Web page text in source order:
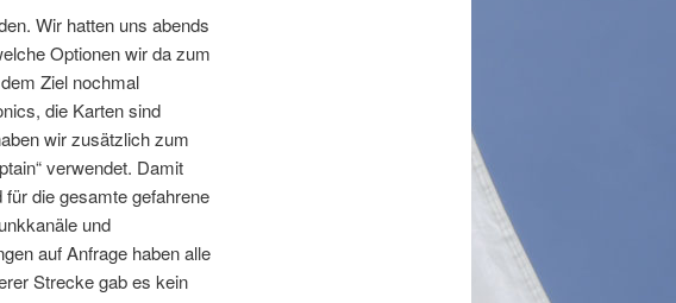
Wir hatten uns abends
Optionen wir da zum
Ziel nochmal
die Karten sind
wir zusätzlich zum
verwendet. Damit
die gesamte gefahrene
und
auf Anfrage haben alle
Strecke gab es kein